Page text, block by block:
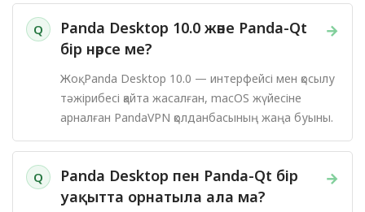
Q →
Panda Desktop 10.0 және Panda-Qt
бір нәрсе ме?
Жоқ. Panda Desktop 10.0 — интерфейсі мен қосылу
тәжірибесі қайта жасалған, macOS жүйесіне
арналған PandaVPN қолданбасының жаңа буыны.
Q →
Panda Desktop пен Panda-Qt бір
уақытта орнатыла ала ма?